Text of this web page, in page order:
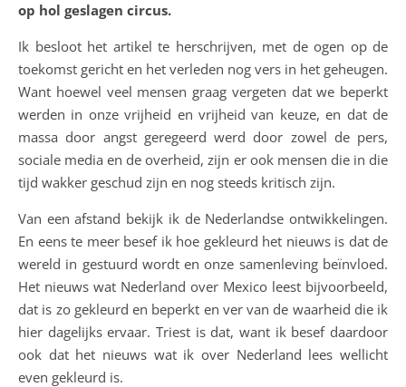
op hol geslagen circus.
Ik besloot het artikel te herschrijven, met de ogen op de
toekomst gericht en het verleden nog vers in het geheugen.
Want hoewel veel mensen graag vergeten dat we beperkt
werden in onze vrijheid en vrijheid van keuze, en dat de
massa door angst geregeerd werd door zowel de pers,
sociale media en de overheid, zijn er ook mensen die in die
tijd wakker geschud zijn en nog steeds kritisch zijn.
Van een afstand bekijk ik de Nederlandse ontwikkelingen.
En eens te meer besef ik hoe gekleurd het nieuws is dat de
wereld in gestuurd wordt en onze samenleving beïnvloed.
Het nieuws wat Nederland over Mexico leest bijvoorbeeld,
dat is zo gekleurd en beperkt en ver van de waarheid die ik
hier dagelijks ervaar. Triest is dat, want ik besef daardoor
ook dat het nieuws wat ik over Nederland lees wellicht
even gekleurd is.